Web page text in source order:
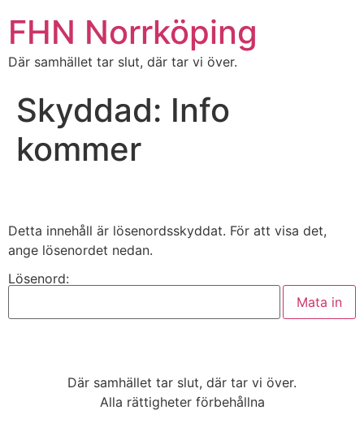
FHN Norrköping
Där samhället tar slut, där tar vi över.
Skyddad: Info
kommer
Detta innehåll är lösenordsskyddat. För att visa det,
ange lösenordet nedan.
Lösenord:
Där samhället tar slut, där tar vi över.
Alla rättigheter förbehållna